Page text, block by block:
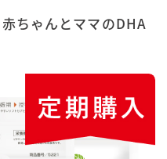
ちゃんとママのDHA